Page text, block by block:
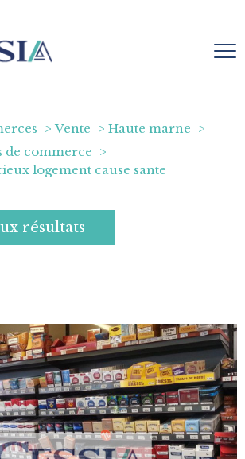
Vente
Haute marne
de commerce
logement cause sante
résultats